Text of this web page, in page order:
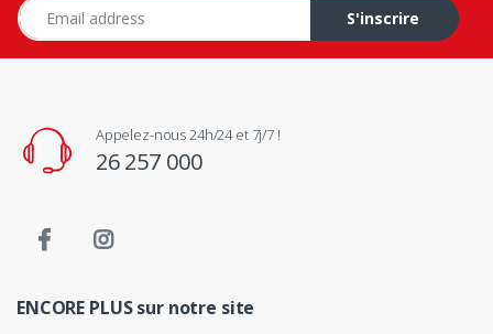
Adresse e-mail
S'inscrire
Appelez-nous 24h/24 et 7j/7 !
26 257 000
ENCORE PLUS sur notre site